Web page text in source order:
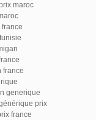
maroc
france
generique
prix
france